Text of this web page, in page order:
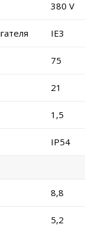
380 V
IE3
75
21
1,5
IP54
8,8
5,2